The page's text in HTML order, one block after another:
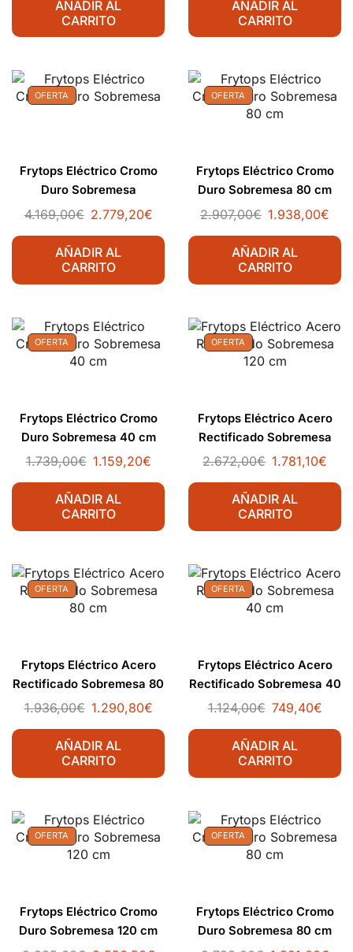
AÑADIR AL
CARRITO
AÑADIR AL
CARRITO
OFERTA
Frytops Eléctrico Cromo
Duro Sobremesa
4.169,00€ 2.779,20€
AÑADIR AL
CARRITO
OFERTA
Frytops Eléctrico Cromo
Duro Sobremesa 80 cm
2.907,00€ 1.938,00€
AÑADIR AL
CARRITO
OFERTA
Frytops Eléctrico Cromo
Duro Sobremesa 40 cm
1.739,00€ 1.159,20€
AÑADIR AL
CARRITO
OFERTA
Frytops Eléctrico Acero
Rectificado Sobremesa
120 cm
2.672,00€ 1.781,10€
AÑADIR AL
CARRITO
OFERTA
Frytops Eléctrico Acero
Rectificado Sobremesa 80
cm
1.936,00€ 1.290,80€
AÑADIR AL
CARRITO
OFERTA
Frytops Eléctrico Acero
Rectificado Sobremesa 40
cm
1.124,00€ 749,40€
AÑADIR AL
CARRITO
OFERTA
Frytops Eléctrico Cromo
Duro Sobremesa 120 cm
OFERTA
Frytops Eléctrico Cromo
Duro Sobremesa 80 cm